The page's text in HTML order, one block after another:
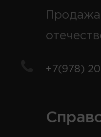
+7(978)